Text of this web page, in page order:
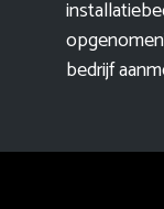
bedrijf